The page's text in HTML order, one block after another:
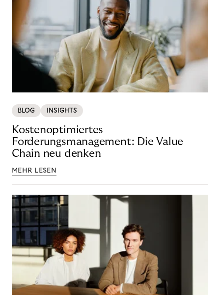
BLOG INSIGHTS
Kostenoptimiertes
Forderungsmanagement: Die Value
Chain neu denken
MEHR LESEN